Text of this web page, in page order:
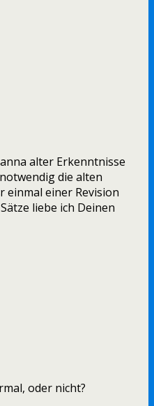
alter Erkenntnisse
die alten
einmal einer Revision
liebe ich Deinen
oder nicht?